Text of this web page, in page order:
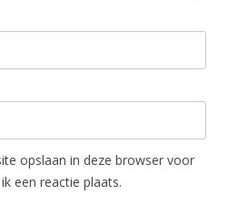
opslaan in deze browser voor
een reactie plaats.